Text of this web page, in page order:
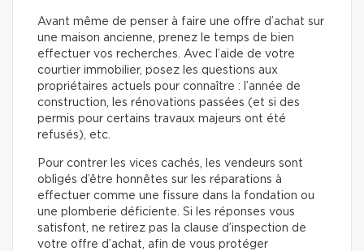
Avant même de penser à faire une offre d’achat sur
une maison ancienne, prenez le temps de bien
effectuer vos recherches. Avec l’aide de votre
courtier immobilier, posez les questions aux
propriétaires actuels pour connaître : l’année de
construction, les rénovations passées (et si des
permis pour certains travaux majeurs ont été
refusés), etc.
Pour contrer les vices cachés, les vendeurs sont
obligés d’être honnêtes sur les réparations à
effectuer comme une fissure dans la fondation ou
une plomberie déficiente. Si les réponses vous
satisfont, ne retirez pas la clause d’inspection de
votre offre d’achat, afin de vous protéger